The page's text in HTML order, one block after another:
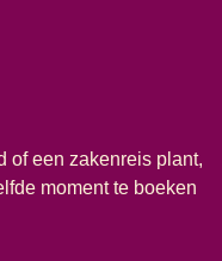
of een zakenreis plant,
moment te boeken